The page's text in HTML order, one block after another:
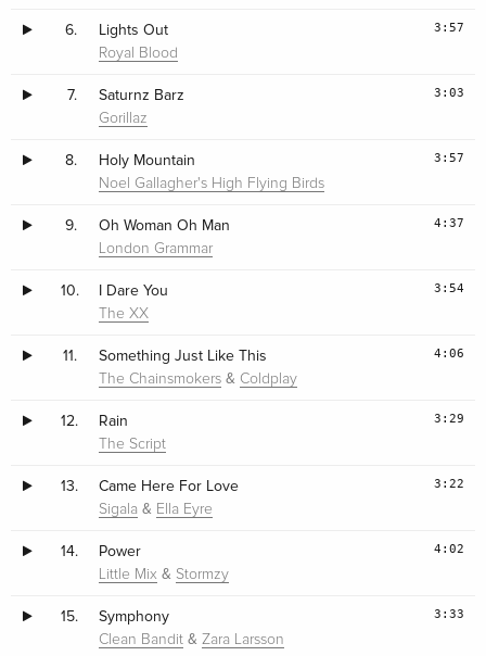
6. Lights Out
Royal Blood
3:57
7. Saturnz Barz
Gorillaz
3:03
8. Holy Mountain
Noel Gallagher's High Flying Birds
3:57
9. Oh Woman Oh Man
London Grammar
4:37
10. I Dare You
The XX
3:54
11. Something Just Like This
The Chainsmokers & Coldplay
4:06
12. Rain
The Script
3:29
13. Came Here For Love
Sigala & Ella Eyre
3:22
14. Power
Little Mix & Stormzy
4:02
15. Symphony
Clean Bandit &Zara Larsson
3:33